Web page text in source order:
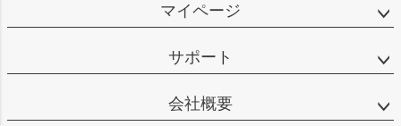
マイページ
サポート
会社概要